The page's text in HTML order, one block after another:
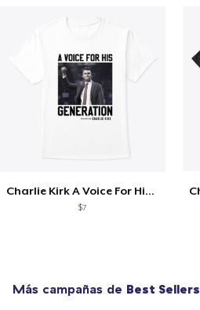
Charlie Kirk A Voice For His Generation
$7
Más campañas de Best Sellers